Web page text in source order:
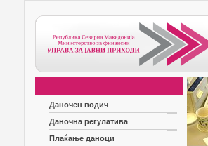
Даночен водич
Даночна регулатива
Плаќање даноци